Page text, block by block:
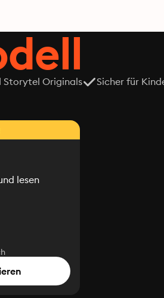
Storytel Originals
Sicher für
lesen